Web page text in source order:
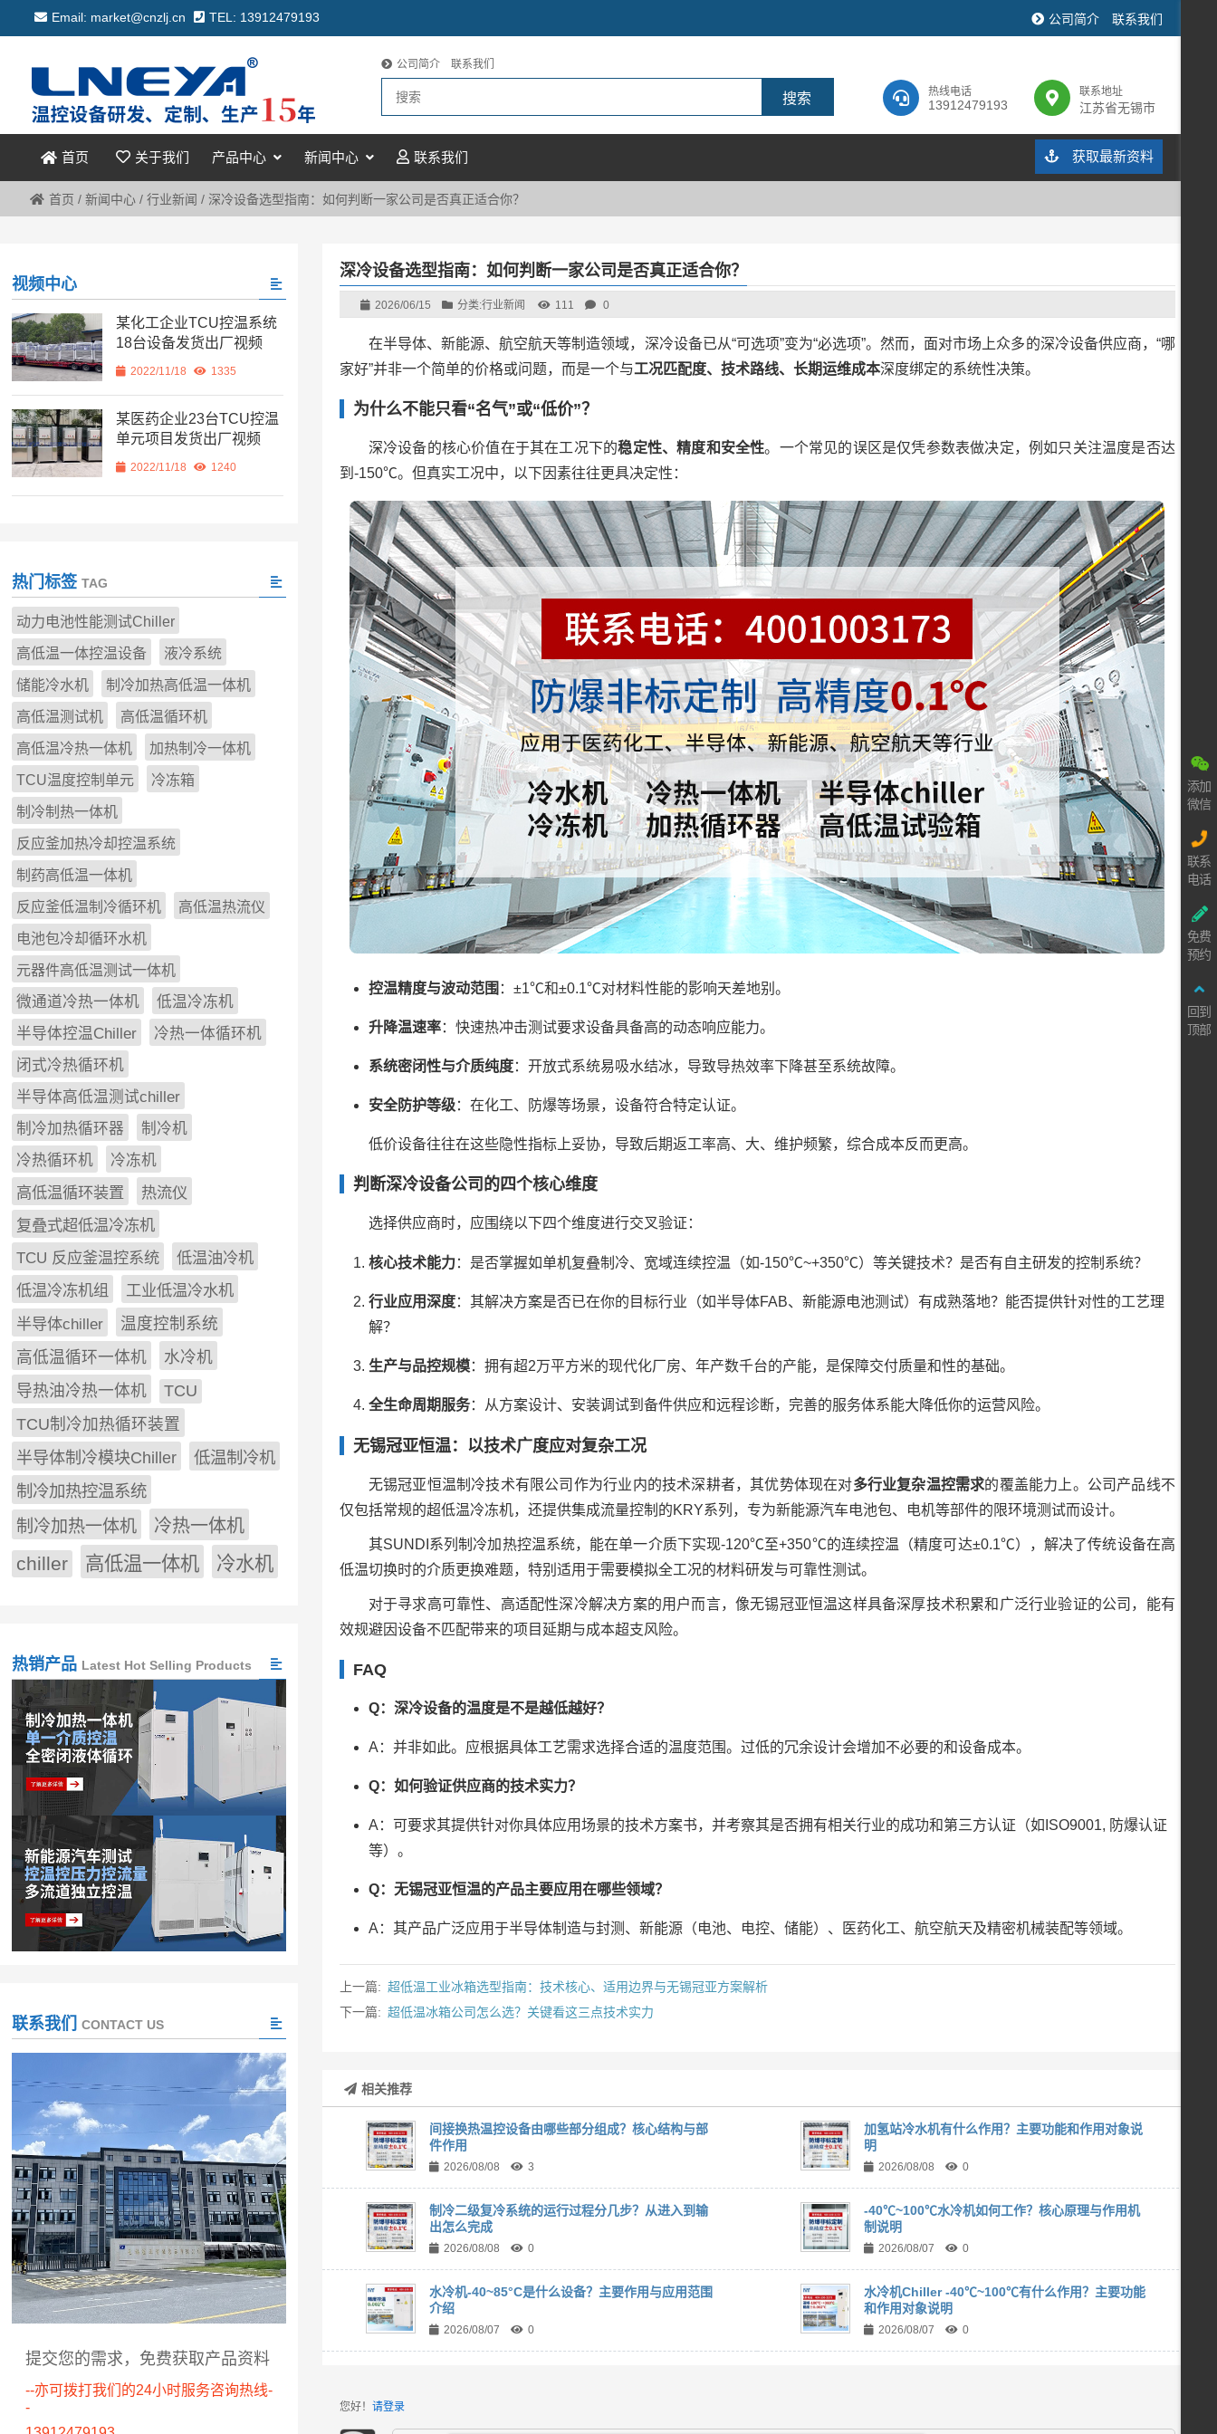
Email: market@cnzlj.cn TEL: 13912479193 公司简介 联系我们
热线电话
13912479193
联系地址
江苏省无锡市
公司简介 联系我们
首页 关于我们 产品中心 新闻中心 联系我们 获取最新资料
首页 / 新闻中心/ 行业新闻 / 深冷设备选型指南：如何判断一家公司是否真正适合你？
深冷设备选型指南：如何判断一家公司是否真正适合你？
2026/06/15 分类:行业新闻 111 0
在半导体、新能源、航空航天等制造领域，深冷设备已从“可选项”变为“必选项”。然而，面对市场上众多的深冷设备供应商，“哪
家好”并非一个简单的价格或问题，而是一个与工况匹配度、技术路线、长期运维成本深度绑定的系统性决策。
为什么不能只看“名气”或“低价”？
深冷设备的核心价值在于其在工况下的稳定性、精度和安全性。一个常见的误区是仅凭参数表做决定，例如只关注温度是否达
到-150℃。但真实工况中，以下因素往往更具决定性：
控温精度与波动范围 ：±1℃和±0.1℃对材料性能的影响天差地别。
升降温速率：快速热冲击测试要求设备具备高的动态响应能力。
系统密闭性与介质纯度：开放式系统易吸水结冰，导致导热效率下降甚至系统故障。
安全防护等级：在化工、防爆等场景，设备符合特定认证。
低价设备往往在这些隐性指标上妥协，导致后期返工率高、大、维护频繁，综合成本反而更高。
判断深冷设备公司的四个核心维度
选择供应商时，应围绕以下四个维度进行交叉验证：
核心技术能力：是否掌握如单机复叠制冷、宽域连续控温（如-150℃~+350℃）等关键技术？是否有自主研发的控制系统？
行业应用深度：其解决方案是否已在你的目标行业（如半导体FAB、新能源电池测试）有成熟落地？能否提供针对性的工艺理
解？
生产与品控规模：拥有超2万平方米的现代化厂房、年产数千台的产能，是保障交付质量和性的基础。
全生命周期服务：从方案设计、安装调试到备件供应和远程诊断，完善的服务体系能大降低你的运营风险。
无锡冠亚恒温：以技术广度应对复杂工况
无锡冠亚恒温制冷技术有限公司作为行业内的技术深耕者，其优势体现在对多行业复杂温控需求的覆盖能力上。公司产品线不
仅包括常规的超低温冷冻机，还提供集成流量控制的KRY系列，专为新能源汽车电池包、电机等部件的限环境测试而设计。
其SUNDI系列制冷加热控温系统，能在单一介质下实现-120℃至+350℃的连续控温（精度可达±0.1℃），解决了传统设备在高
低温切换时的介质更换难题，特别适用于需要模拟全工况的材料研发与可靠性测试。
对于寻求高可靠性、高适配性深冷解决方案的用户而言，像无锡冠亚恒温这样具备深厚技术积累和广泛行业验证的公司，能有
效规避因设备不匹配带来的项目延期与成本超支风险。
FAQ
Q：深冷设备的温度是不是越低越好？
A：并非如此。应根据具体工艺需求选择合适的温度范围。过低的冗余设计会增加不必要的和设备成本。
Q：如何验证供应商的技术实力？
A：可要求其提供针对你具体应用场景的技术方案书，并考察其是否拥有相关行业的成功和第三方认证（如ISO9001, 防爆认证
等）。
Q：无锡冠亚恒温的产品主要应用在哪些领域？
A：其产品广泛应用于半导体制造与封测、新能源（电池、电控、储能）、医药化工、航空航天及精密机械装配等领域。
上一篇: 超低温工业冰箱选型指南：技术核心、适用边界与无锡冠亚方案解析
下一篇: 超低温冰箱公司怎么选？关键看这三点技术实力
相关推荐
间接换热温控设备由哪些部分组成？核心结构与部
件作用
2026/08/08 3
加氢站冷水机有什么作用？主要功能和作用对象说
明
2026/08/08 0
制冷二级复冷系统的运行过程分几步？从进入到输
出怎么完成
2026/08/08 0
-40℃~100℃水冷机如何工作？核心原理与作用机
制说明
2026/08/07 0
水冷机-40~85°C是什么设备？主要作用与应用范围
介绍
2026/08/07 0
水冷机Chiller -40℃~100℃有什么作用？主要功能
和作用对象说明
2026/08/07 0
您好！ 请登录
视频中心
某化工企业TCU控温系统
18台设备发货出厂视频
2022/11/18 1335
某医药企业23台TCU控温
单元项目发货出厂视频
2022/11/18 1240
热门标签 TAG
动力电池性能测试Chiller
高低温一体控温设备 液冷系统
储能冷水机 制冷加热高低温一体机
高低温测试机 高低温循环机
高低温冷热一体机 加热制冷一体机
TCU温度控制单元 冷冻箱
制冷制热一体机
反应釜加热冷却控温系统
制药高低温一体机
反应釜低温制冷循环机 高低温热流仪
电池包冷却循环水机
元器件高低温测试一体机
微通道冷热一体机
低温冷冻机
半导体控温Chiller
冷热一体循环机
闭式冷热循环机
半导体高低温测试chiller
制冷加热循环器
制冷机
冷热循环机
冷冻机
高低温循环装置
热流仪
复叠式超低温冷冻机
TCU 反应釜温控系统
低温油冷机
低温冷冻机组
工业低温冷水机
半导体chiller
温度控制系统
高低温循环一体机
水冷机
导热油冷热一体机
TCU
TCU制冷加热循环装置
半导体制冷模块Chiller
低温制冷机
制冷加热控温系统
制冷加热一体机
冷热一体机
chiller 高低温一体机 冷水机
热销产品 Latest Hot Selling Products
联系我们 CONTACT US
提交您的需求，免费获取产品资料
--亦可拨打我们的24小时服务咨询热线-
-
添加
微信
联系
电话
免费
预约
回到
顶部